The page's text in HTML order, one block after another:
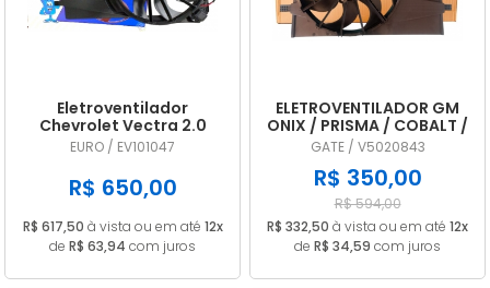
Eletroventilador
Chevrolet Vectra 2.0
2009 A 2011 94717402
EURO / EV101047
R$ 650,00
R$ 617,50 à vista ou em até 12x
de R$ 63,94 com juros
ELETROVENTILADOR GM
ONIX / PRISMA / COBALT /
SPIN 2017 A 2019 C/AR
MANUAL 52146728
GATE / V5020843
R$ 350,00
R$ 594,00
R$ 332,50 à vista ou em até 12x
de R$ 34,59 com juros